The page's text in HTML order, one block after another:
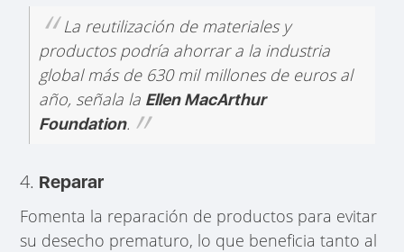
La reutilización de materiales y
productos podría ahorrar a la industria
global más de 630 mil millones de euros al
año, señala la Ellen MacArthur
Foundation.
4. Reparar
Fomenta la reparación de productos para evitar
su desecho prematuro, lo que beneficia tanto al